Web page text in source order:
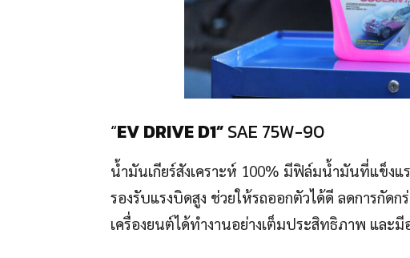
“EV DRIVE D1”SAE 75W-90
น้ำมันเกียร์สังเคราะห์ 100% มีฟิล์มน้ำมันที่แข็งแ
รองรับแรงบิดสูง ช่วยให้รถออกตัวได้ดี ลดการกัด
เครื่องยนต์ได้ทำงานอย่างเต็มประสิทธิภาพ และมี